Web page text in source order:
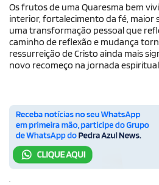
Os frutos de uma Quaresma bem
interior, fortalecimento da fé, maior
uma transformação pessoal que
caminho de reflexão e mudança
ressurreição de Cristo ainda mais
novo recomeço na jornada
.